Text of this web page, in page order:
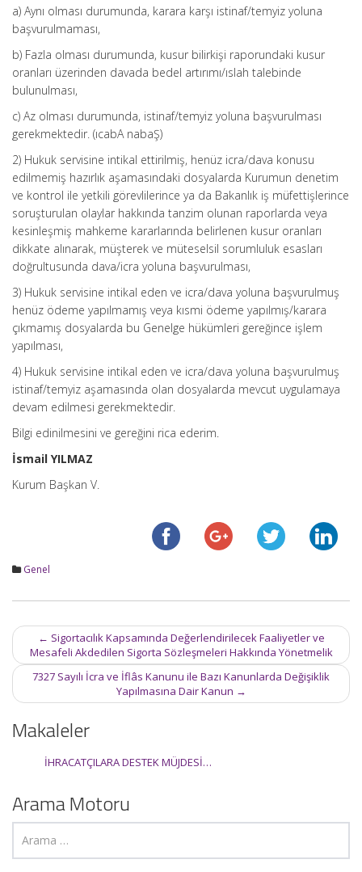
a) Aynı olması durumunda, karara karşı istinaf/temyiz yoluna
başvurulmaması,
b) Fazla olması durumunda, kusur bilirkişi raporundaki kusur
oranları üzerinden davada bedel artırımı/ıslah talebinde
bulunulması,
c) Az olması durumunda, istinaf/temyiz yoluna başvurulması
gerekmektedir. (ıcabA nabaŞ)
2) Hukuk servisine intikal ettirilmiş, henüz icra/dava konusu
edilmemiş hazırlık aşamasındaki dosyalarda Kurumun denetim
ve kontrol ile yetkili görevlilerince ya da Bakanlık iş müfettişlerince
soruşturulan olaylar hakkında tanzim olunan raporlarda veya
kesinleşmiş mahkeme kararlarında belirlenen kusur oranları
dikkate alınarak, müşterek ve müteselsil sorumluluk esasları
doğrultusunda dava/icra yoluna başvurulması,
3) Hukuk servisine intikal eden ve icra/dava yoluna başvurulmuş
henüz ödeme yapılmamış veya kısmi ödeme yapılmış/karara
çıkmamış dosyalarda bu Genelge hükümleri gereğince işlem
yapılması,
4) Hukuk servisine intikal eden ve icra/dava yoluna başvurulmuş
istinaf/temyiz aşamasında olan dosyalarda mevcut uygulamaya
devam edilmesi gerekmektedir.
Bilgi edinilmesini ve gereğini rica ederim.
İsmail YILMAZ
Kurum Başkan V.
Genel
Post
navigation
← Sigortacılık Kapsamında Değerlendirilecek Faaliyetler ve
Mesafeli Akdedilen Sigorta Sözleşmeleri Hakkında Yönetmelik
7327 Sayılı İcra ve İflâs Kanunu ile Bazı Kanunlarda Değişiklik
Yapılmasına Dair Kanun →
Makaleler
İHRACATÇILARA DESTEK MÜJDESİ…
Arama Motoru